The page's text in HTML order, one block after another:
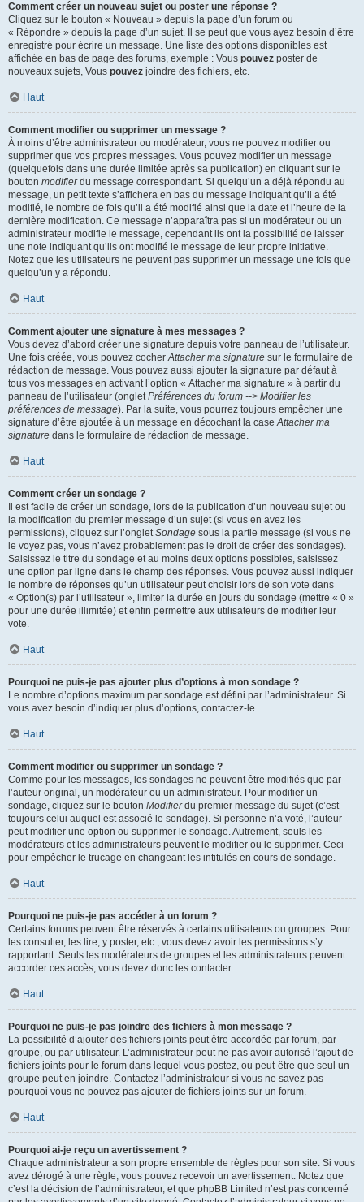
Comment créer un nouveau sujet ou poster une réponse ?
Cliquez sur le bouton « Nouveau » depuis la page d’un forum ou
« Répondre » depuis la page d’un sujet. Il se peut que vous ayez besoin d’être
enregistré pour écrire un message. Une liste des options disponibles est
affichée en bas de page des forums, exemple : Vous pouvez poster de
nouveaux sujets, Vous pouvez joindre des fichiers, etc.
Haut
Comment modifier ou supprimer un message ?
À moins d’être administrateur ou modérateur, vous ne pouvez modifier ou
supprimer que vos propres messages. Vous pouvez modifier un message
(quelquefois dans une durée limitée après sa publication) en cliquant sur le
bouton modifierdu message correspondant. Si quelqu’un a déjà répondu au
message, un petit texte s’affichera en bas du message indiquant qu’il a été
modifié, le nombre de fois qu’il a été modifié ainsi que la date et l’heure de la
dernière modification. Ce message n’apparaîtra pas si un modérateur ou un
administrateur modifie le message, cependant ils ont la possibilité de laisser
une note indiquant qu’ils ont modifié le message de leur propre initiative.
Notez que les utilisateurs ne peuvent pas supprimer un message une fois que
quelqu’un y a répondu.
Haut
Comment ajouter une signature à mes messages ?
Vous devez d’abord créer une signature depuis votre panneau de l’utilisateur.
Une fois créée, vous pouvez cocherAttacher ma signature sur le formulaire de
rédaction de message. Vous pouvez aussi ajouter la signature par défaut à
tous vos messages en activant l’option « Attacher ma signature » à partir du
panneau de l’utilisateur (ongletPréférences du forum --> Modifier les
préférences de message). Par la suite, vous pourrez toujours empêcher une
signature d’être ajoutée à un message en décochant la caseAttacher ma
signature dans le formulaire de rédaction de message.
Haut
Comment créer un sondage ?
Il est facile de créer un sondage, lors de la publication d’un nouveau sujet ou
la modification du premier message d’un sujet (si vous en avez les
permissions), cliquez sur l’ongletSondage sous la partie message (si vous ne
le voyez pas, vous n’avez probablement pas le droit de créer des sondages).
Saisissez le titre du sondage et au moins deux options possibles, saisissez
une option par ligne dans le champ des réponses. Vous pouvez aussi indiquer
le nombre de réponses qu’un utilisateur peut choisir lors de son vote dans
« Option(s) par l’utilisateur », limiter la durée en jours du sondage (mettre « 0 »
pour une durée illimitée) et enfin permettre aux utilisateurs de modifier leur
vote.
Haut
Pourquoi ne puis-je pas ajouter plus d’options à mon sondage ?
Le nombre d’options maximum par sondage est défini par l’administrateur. Si
vous avez besoin d’indiquer plus d’options, contactez-le.
Haut
Comment modifier ou supprimer un sondage ?
Comme pour les messages, les sondages ne peuvent être modifiés que par
l’auteur original, un modérateur ou un administrateur. Pour modifier un
sondage, cliquez sur le bouton Modifierdu premier message du sujet (c’est
toujours celui auquel est associé le sondage). Si personne n’a voté, l’auteur
peut modifier une option ou supprimer le sondage. Autrement, seuls les
modérateurs et les administrateurs peuvent le modifier ou le supprimer. Ceci
pour empêcher le trucage en changeant les intitulés en cours de sondage.
Haut
Pourquoi ne puis-je pas accéder à un forum ?
Certains forums peuvent être réservés à certains utilisateurs ou groupes. Pour
les consulter, les lire, y poster, etc., vous devez avoir les permissions s’y
rapportant. Seuls les modérateurs de groupes et les administrateurs peuvent
accorder ces accès, vous devez donc les contacter.
Haut
Pourquoi ne puis-je pas joindre des fichiers à mon message ?
La possibilité d’ajouter des fichiers joints peut être accordée par forum, par
groupe, ou par utilisateur. L’administrateur peut ne pas avoir autorisé l’ajout de
fichiers joints pour le forum dans lequel vous postez, ou peut-être que seul un
groupe peut en joindre. Contactez l’administrateur si vous ne savez pas
pourquoi vous ne pouvez pas ajouter de fichiers joints sur un forum.
Haut
Pourquoi ai-je reçu un avertissement ?
Chaque administrateur a son propre ensemble de règles pour son site. Si vous
avez dérogé à une règle, vous pouvez recevoir un avertissement. Notez que
c’est la décision de l’administrateur, et que phpBB Limited n’est pas concerné